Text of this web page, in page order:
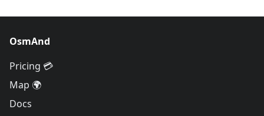
OsmAnd
Pricing 💳
Map 🌍
Docs